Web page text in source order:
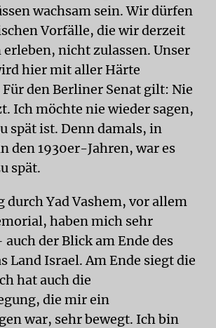
wachsam sein. Wir dürfen
Vorfälle, die wir derzeit
nicht zulassen. Unser
hier mit aller Härte
den Berliner Senat gilt: Nie
Ich möchte nie wieder sagen,
spät ist. Denn damals, in
den 1930er-Jahren, war es
spät.
durch Yad Vashem, vor allem
haben mich sehr
der Blick am Ende des
Land Israel. Am Ende siegt die
hat auch die
die mir ein
war, sehr bewegt. Ich bin